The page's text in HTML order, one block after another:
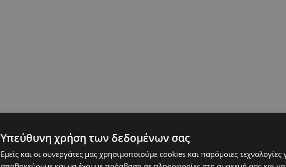
Υπεύθυνη χρήση των δεδομένων σας
Εμείς και οι συνεργάτες μας χρησιμοποιούμε cookies και παρόμοιες τεχνολογίες